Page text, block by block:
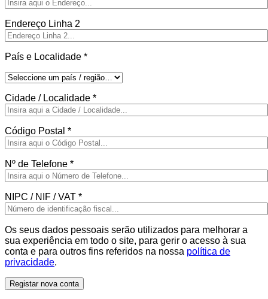
Endereço Linha 2
País e Localidade *
Cidade / Localidade *
Código Postal *
Nº de Telefone *
NIPC / NIF / VAT *
Os seus dados pessoais serão utilizados para melhorar a
sua experiência em todo o site, para gerir o acesso à sua
conta e para outros fins referidos na nossa política de
privacidade.
Registar nova conta